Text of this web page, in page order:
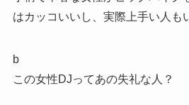
はカッコいいし、実際上手い人も
b
この女性DJってあの失礼な人？